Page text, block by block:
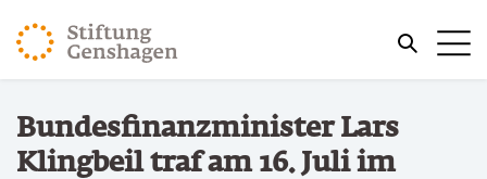
ZUM HAUPTINHALT SPRINGEN
ZUR SUCHE SPRINGEN
Sie befinden sich hier:
Start
Bundesfinanzminister Lars
Klingbeil traf am 16. Juli im